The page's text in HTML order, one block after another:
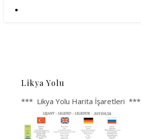
Likya Yolu
*** Likya Yolu Harita İşaretleri ***